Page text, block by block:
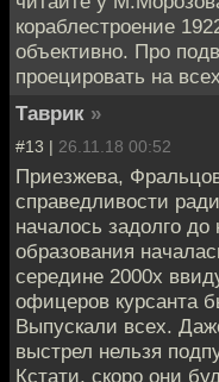
кораблестроение
объективно. Про
проецировать на
Таврик »
#13 | 26.11.18 00:52
Приезжева,
справедливости
началось задолго
образования
середине 2000х
офицеров курсанта
Выпускали всех.
выстрел нельзя
Кстати, скоро они